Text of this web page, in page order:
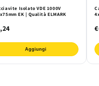
Isolato VDE 1000V
EK | Qualità ELMARK
Aggiungi